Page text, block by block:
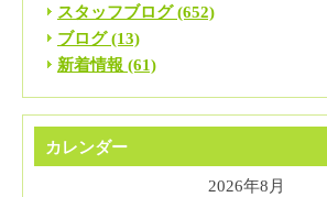
スタッフブログ (652)
ブログ (13)
新着情報 (61)
カレンダー
2026年8月